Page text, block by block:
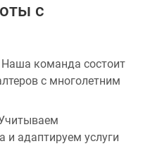
с
команда состоит
с многолетним
и адаптируем услуги